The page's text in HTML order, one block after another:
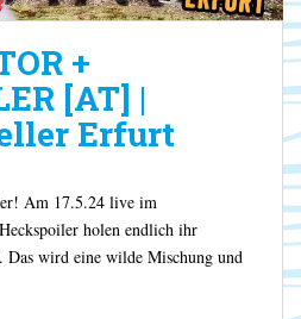
+
[AT] |
Erfurt
Am 17.5.24 live im
holen endlich ihr
Das wird eine wilde Mischung und